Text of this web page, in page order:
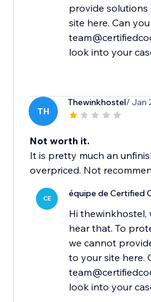
provide solutions
site here. Can
look into your
TH
Thewinkhostel/ Jan
Not worth it.
It is pretty much an
overpriced. Not
CE équipe de Certified
Hi thewinkhostel,
hear that. To
we cannot
to your site here.
look into your